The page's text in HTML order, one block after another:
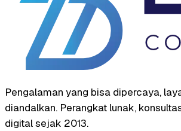
Pengalaman yang bisa dipercaya,
diandalkan. Perangkat lunak,
digital sejak 2013.